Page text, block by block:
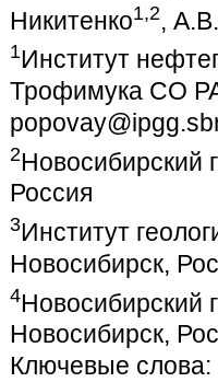
Никитенко1,2,
1Институт
Трофимука СО
2Новосибирский
Россия
3Институт
Новосибирск,
4Новосибирский
Новосибирск,
Ключевые слова: